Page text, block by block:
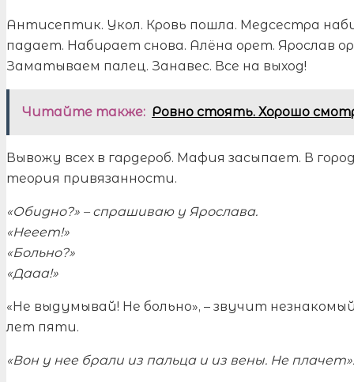
Антисептик. Укол. Кровь пошла. Медсестра
падает. Набирает снова. Алёна орет. Ярослав
Заматываем палец. Занавес. Все на выход!
Читайте также: Ровно стоять. Хорошо
Вывожу всех в гардероб. Мафия засыпает. В
теория привязанности.
«Обидно?» – спрашиваю у Ярослава.
«Нееет!»
«Больно?»
«Дааа!»
«Не выдумывай! Не больно», – звучит
лет пяти.
«Вон у нее брали из пальца и из вены. Не плачет».